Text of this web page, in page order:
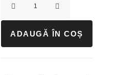
ADAUGĂ ÎN COȘ